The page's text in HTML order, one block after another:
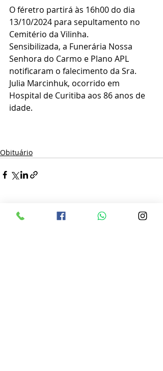
O féretro partirá às 16h00 do dia
13/10/2024 para sepultamento no
Cemitério da Vilinha.
Sensibilizada, a Funerária Nossa
Senhora do Carmo e Plano APL
notificaram o falecimento da Sra.
Julia Marcinhuk, ocorrido em
Hospital de Curitiba aos 86 anos de
idade.
Obituário
Posts recentes Ver tudo